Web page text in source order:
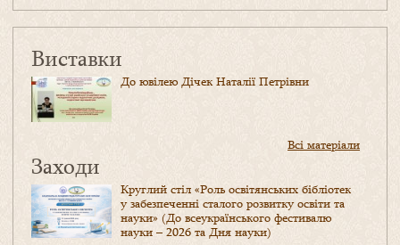
Виставки
До ювілею Дічек Наталії Петрівни
Всі матеріали
Заходи
Круглий стіл «Роль освітянських бібліотек
у забезпеченні сталого розвитку освіти та
науки» (До всеукраїнського фестивалю
науки – 2026 та Дня науки)